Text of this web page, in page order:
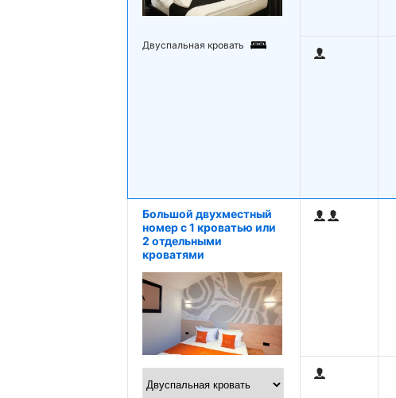
Двуспальная кровать
Большой двухместный
номер c 1 кроватью или
2 отдельными
кроватями